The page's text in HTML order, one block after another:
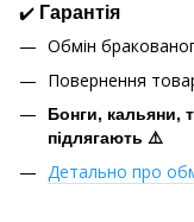
✔️ Гарантія
Обмін
Повернення
Бонги, кальяни,
підлягають ⚠️
Детально про